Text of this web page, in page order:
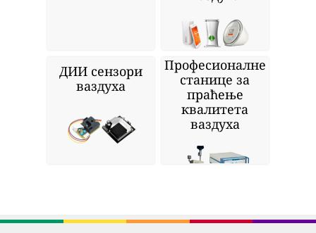
ДИИ сензори
ваздуха
Професионалне
станице за
праћење
квалитета
ваздуха